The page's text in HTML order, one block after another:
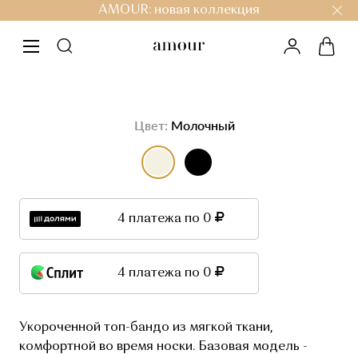
AMOUR: новая коллекция
меню личный
Цвет: Молочный
выбор цветавыбор цвета
4 платежа по 0
4 платежа по 0
Укороченной топ-бандо из мягкой ткани,
комфортной во время носки. Базовая модель -